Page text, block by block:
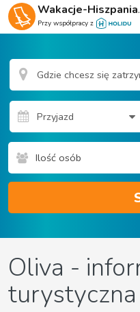
Wakacje-Hiszpania
Przy współpracy z
Ilość osób
Oliva -